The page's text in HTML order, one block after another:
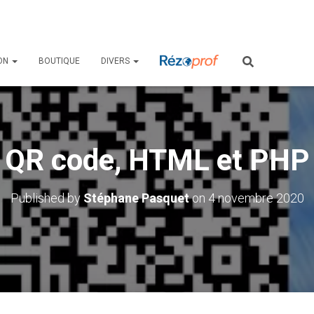
BOUTIQUE DIVERS
QR code, HTML et PHP
Published by Stéphane Pasqueton 4 novembre 2020